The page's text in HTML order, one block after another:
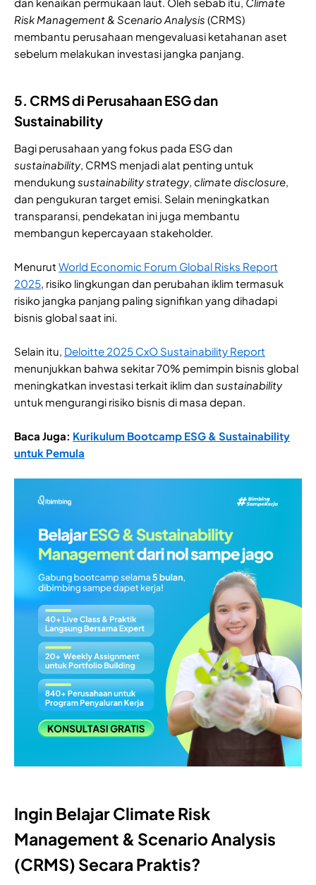
Risk Management & Scenario Analysis (CRMS)
membantu perusahaan mengevaluasi ketahanan aset
sebelum melakukan investasi jangka panjang.
5. CRMS di Perusahaan ESG dan
Sustainability
Bagi perusahaan yang fokus pada ESG dan
sustainability, CRMS menjadi alat penting untuk
mendukung sustainabilitystrategy, climate disclosure,
dan pengukuran target emisi. Selain meningkatkan
transparansi, pendekatan ini juga membantu
membangun kepercayaan stakeholder.
Menurut World Economic Forum Global Risks Report
2025, risiko lingkungan dan perubahan iklim termasuk
risiko jangka panjang paling signifikan yang dihadapi
bisnis global saat ini.
Selain itu, Deloitte 2025 CxO Sustainability Report
menunjukkan bahwa sekitar 70% pemimpin bisnis global
meningkatkan investasi terkait iklim dan sustainability
untuk mengurangi risiko bisnis di masa depan.
Baca Juga: Kurikulum Bootcamp ESG & Sustainability
untuk Pemula
Ingin Belajar Climate Risk
Management & Scenario Analysis
(CRMS) Secara Praktis?